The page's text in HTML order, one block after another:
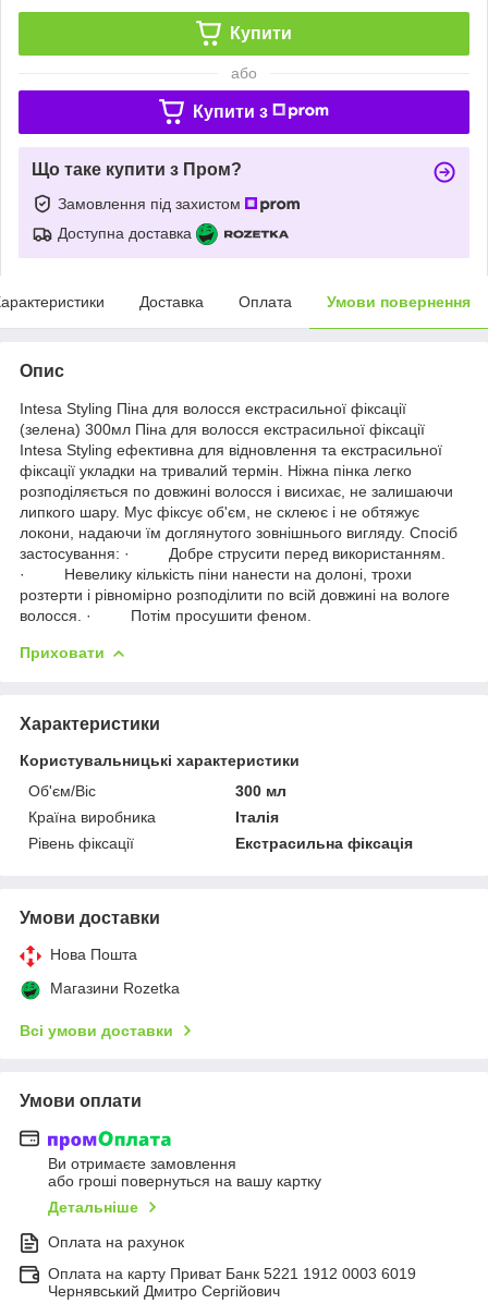
Купити
або
Купити з
Що таке купити з Пром?
Замовлення під захистом
Доступна доставка
Доставка Оплата Умови повернення
Опис
Intesa Styling Піна для волосся екстрасильної фіксації
(зелена) 300мл Піна для волосся екстрасильної фіксації
Intesa Styling ефективна для відновлення та екстрасильної
фіксації укладки на тривалий термін. Ніжна пінка легко
розподіляється по довжині волосся і висихає, не залишаючи
липкого шару. Мус фіксує об'єм, не склеює і не обтяжує
локони, надаючи їм доглянутого зовнішнього вигляду. Спосіб
застосування: · Добре струсити перед використанням.
· Невелику кількість піни нанести на долоні, трохи
розтерти і рівномірно розподілити по всій довжині на вологе
волосся. · Потім просушити феном.
Приховати
Характеристики
Користувальницькі характеристики
Об'єм/Віс
300 мл
Країна виробника
Італія
Рівень фіксації
Екстрасильна фіксація
Умови доставки
Нова Пошта
Магазини Rozetka
Всі умови доставки
Умови оплати
Ви отримаєте замовлення
або гроші повернуться на вашу картку
Детальніше
Оплата на рахунок
Оплата на карту Приват Банк 5221 1912 0003 6019
Чернявський Дмитро Сергійович